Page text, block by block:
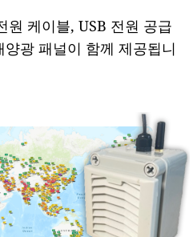
원 케이블, USB 전원 공급
광 패널이 함께 제공됩니